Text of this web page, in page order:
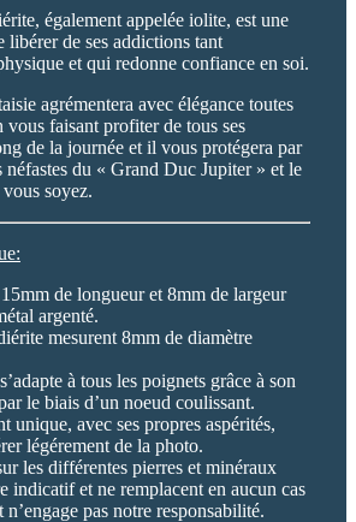
également appelée iolite, est une
libérer de ses addictions tant
et qui redonne confiance en soi.
agrémentera avec élégance toutes
vous faisant profiter de tous ses
de la journée et il vous protégera par
néfastes du « Grand Duc Jupiter » et le
soyez.
de longueur et 8mm de largeur
argenté.
mesurent 8mm de diamètre
à tous les poignets grâce à son
le biais d’un noeud coulissant.
unique, avec ses propres aspérités,
légérement de la photo.
les différentes pierres et minéraux
indicatif et ne remplacent en aucun cas
pas notre responsabilité.